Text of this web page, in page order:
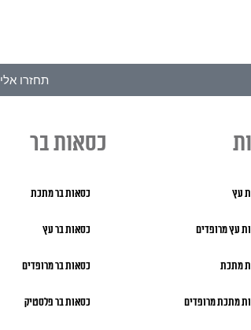
תחזרו אלי
עץ
עץ מרופדים
מתכת
מתכת מרופדים
כסאות בר
כסאות בר מתכת
כסאות בר עץ
כסאות בר מרופדים
כסאות בר פלסטיק